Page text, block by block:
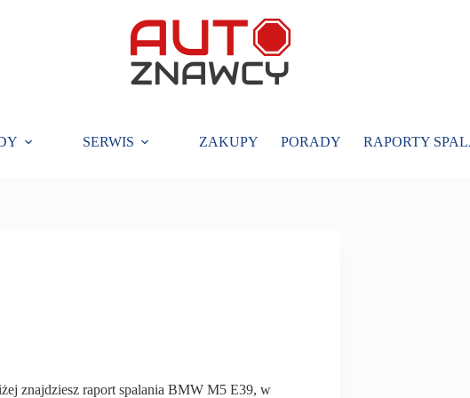
SERWIS ZAKUPY PORADY RAPORTY
znajdziesz raport spalania BMW M5 E39, w